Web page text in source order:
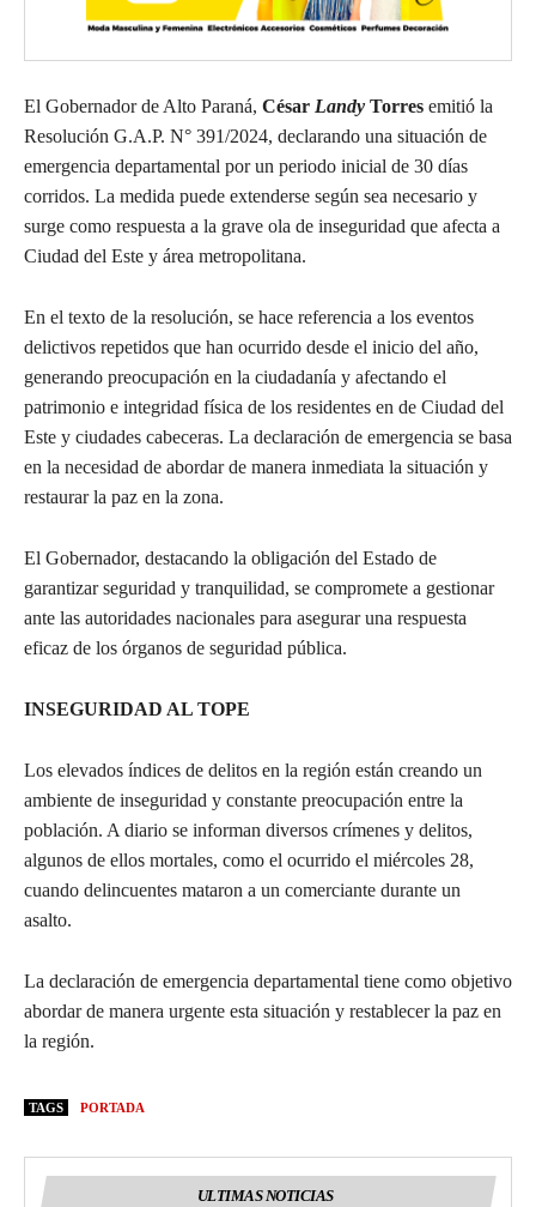
El Gobernador de Alto Paraná, César Landy Torres emitió la
Resolución G.A.P. N° 391/2024, declarando una situación de
emergencia departamental por un periodo inicial de 30 días
corridos. La medida puede extenderse según sea necesario y
surge como respuesta a la grave ola de inseguridad que afecta a
Ciudad del Este y área metropolitana.
En el texto de la resolución, se hace referencia a los eventos
delictivos repetidos que han ocurrido desde el inicio del año,
generando preocupación en la ciudadanía y afectando el
patrimonio e integridad física de los residentes en de Ciudad del
Este y ciudades cabeceras. La declaración de emergencia se basa
en la necesidad de abordar de manera inmediata la situación y
restaurar la paz en la zona.
El Gobernador, destacando la obligación del Estado de
garantizar seguridad y tranquilidad, se compromete a gestionar
ante las autoridades nacionales para asegurar una respuesta
eficaz de los órganos de seguridad pública.
INSEGURIDAD AL TOPE
Los elevados índices de delitos en la región están creando un
ambiente de inseguridad y constante preocupación entre la
población. A diario se informan diversos crímenes y delitos,
algunos de ellos mortales, como el ocurrido el miércoles 28,
cuando delincuentes mataron a un comerciante durante un
asalto.
La declaración de emergencia departamental tiene como objetivo
abordar de manera urgente esta situación y restablecer la paz en
la región.
TAGS PORTADA
ULTIMAS NOTICIAS